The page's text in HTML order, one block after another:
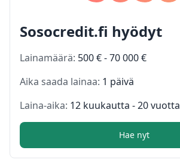
Sosocredit.fi hyödyt
Lainamäärä: 500 € - 70 000 €
Aika saada lainaa: 1 päivä
Laina-aika: 12 kuukautta - 20 vuotta
Hae nyt